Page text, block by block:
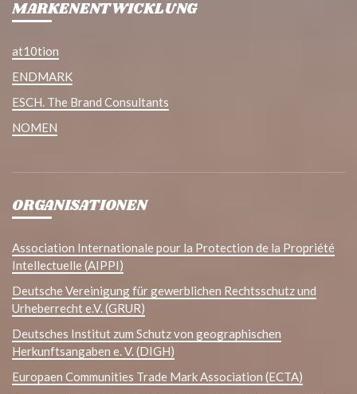
MARKENENTWICKLUNG
at10tion
ENDMARK
ESCH. The Brand Consultants
NOMEN
ORGANISATIONEN
Association Internationale pour la Protection de la Propriété
Intellectuelle (AIPPI)
Deutsche Vereinigung für gewerblichen Rechtsschutz und
Urheberrecht e.V. (GRUR)
Deutsches Institut zum Schutz von geographischen
Herkunftsangaben e. V. (DIGH)
Europaen Communities Trade Mark Association (ECTA)